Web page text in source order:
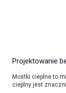
Projektowanie
Mostki cieplne to
cieplny jest